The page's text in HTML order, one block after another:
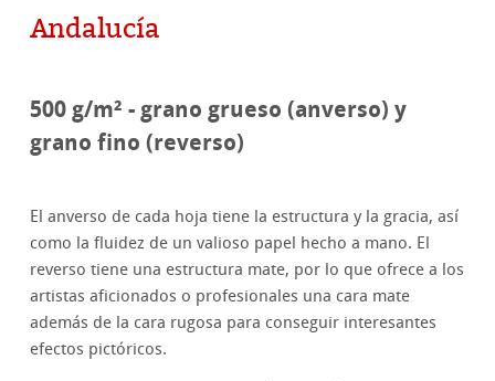
Andalucía
500 g/m² - grano grueso (anverso) y
grano fino (reverso)
El anverso de cada hoja tiene la estructura y la gracia, así
como la fluidez de un valioso papel hecho a mano. El
reverso tiene una estructura mate, por lo que ofrece a los
artistas aficionados o profesionales una cara mate
además de la cara rugosa para conseguir interesantes
efectos pictóricos.